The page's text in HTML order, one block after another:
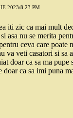
2023/8:23 PM
iti zic ca mai mult
asa nu se merita
ceva care poate
va veti casatori si sa
doar ca sa ma pupe
doar ca sa imi puna